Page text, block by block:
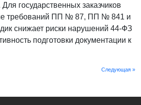
государственных заказчиков
требований ПП № 87, ПП № 841 и
снижает риски нарушений 44-ФЗ
подготовки документации к
Следующая »